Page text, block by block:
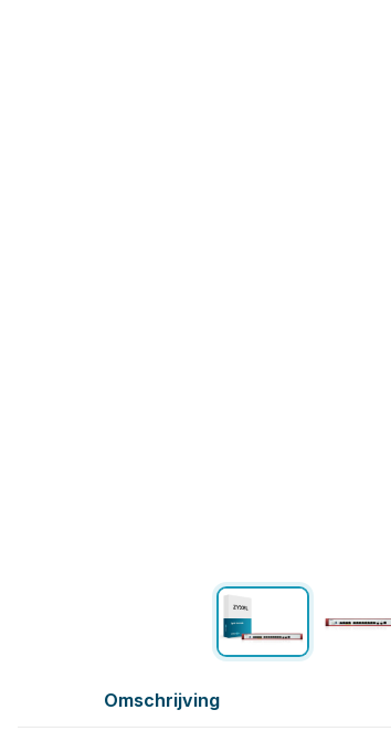
Omschrijving